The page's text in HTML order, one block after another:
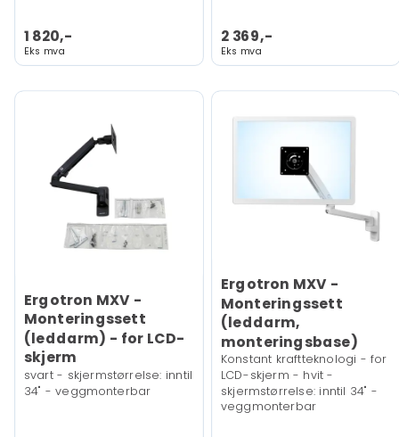
1 820,-
Eks mva
2 369,-
Eks mva
Ergotron MXV -
Monteringssett
(leddarm) - for LCD-
skjerm
svart - skjermstørrelse: inntil
34" - veggmonterbar
Ergotron MXV -
Monteringssett
(leddarm,
monteringsbase)
Konstant kraftteknologi - for
LCD-skjerm - hvit -
skjermstørrelse: inntil 34" -
veggmonterbar